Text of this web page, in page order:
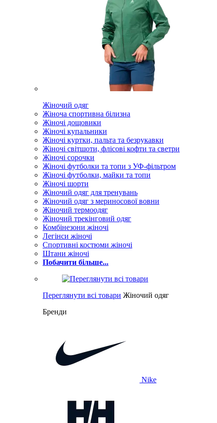
Жіночий одяг
Жіноча спортивна білизна
Жіночі дощовики
Жіночі купальники
Жіночі куртки, пальта та безрукавки
Жіночі світшоти, флісові кофти та светри
Жіночі сорочки
Жіночі футболки та топи з УФ-фільтром
Жіночі футболки, майки та топи
Жіночі шорти
Жіночий одяг для тренувань
Жіночий одяг з мериносової вовни
Жіночий термоодяг
Жіночий трекінговий одяг
Комбінезони жіночі
Легінси жіночі
Спортивні костюми жіночі
Штани жіночі
Побачити більше...
Переглянути всі товари Жіночий одяг
Бренди
Nike